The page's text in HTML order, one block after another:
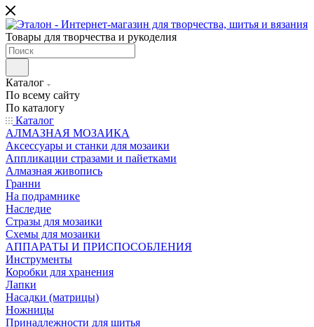
Товары для творчества и рукоделия
Каталог
По всему сайту
По каталогу
Каталог
АЛМАЗНАЯ МОЗАИКА
Аксессуары и станки для мозаики
Аппликации стразами и пайетками
Алмазная живопись
Гранни
На подрамнике
Наследие
Стразы для мозаики
Схемы для мозаики
АППАРАТЫ И ПРИСПОСОБЛЕНИЯ
Инструменты
Коробки для хранения
Лапки
Насадки (матрицы)
Ножницы
Принадлежности для шитья